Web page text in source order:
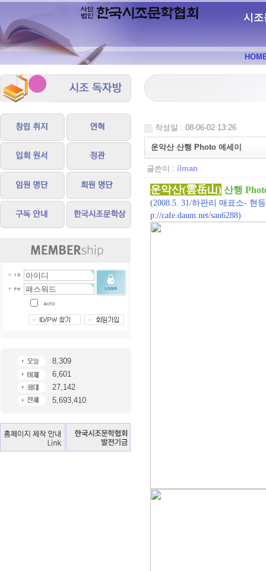
시조
8,309
6,601
27,142
5,693,410
작성일 : 08-06-02 13:26
운악산 산행 Photo 에세이
글쓴이 : ilman
운악산(雲岳山) 산행
(2008.5. 31/하판리 매표소- 현
p://cafe.daum.net/san6288)